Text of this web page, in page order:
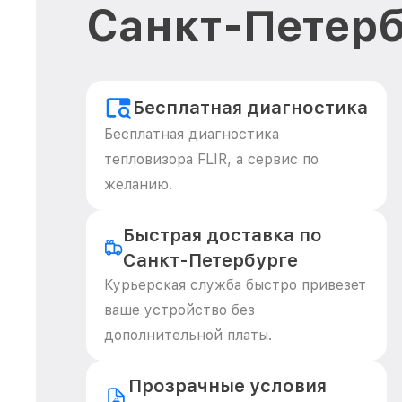
Санкт-
Бесплатная диагностика
Бесплатная диагностика
тепловизора FLIR, а сервис по
желанию.
Быстрая доставка по
Санкт-Петербурге
Курьерская служба быстро привезет
ваше устройство без
дополнительной платы.
Прозрачные условия